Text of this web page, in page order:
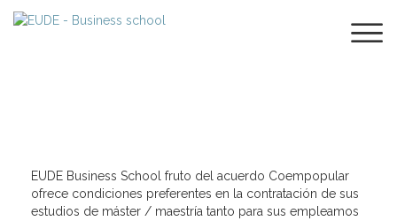
EUDE Business School fruto del acuerdo Coempopular
ofrece condiciones preferentes en la contratación de sus
estudios de máster / maestría tanto para sus empleamos